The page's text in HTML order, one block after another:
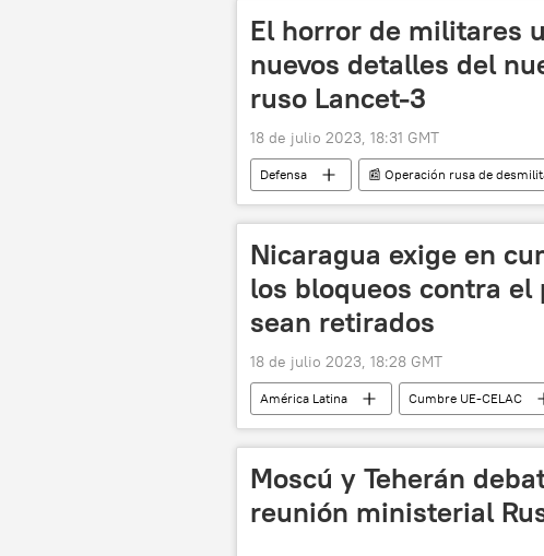
El horror de militares
nuevos detalles del
ruso Lancet-3
18 de julio 2023, 18:31 GMT
Defensa
📰 Operación rusa de
🛡️ Zonas de conflicto
Rusia
Nicaragua exige en
los bloqueos contra
sean retirados
18 de julio 2023, 18:28 GMT
América Latina Cumbre UE-CELAC
Denis Moncada
Unión Europea (UE)
Moscú y Teherán
reunión ministerial